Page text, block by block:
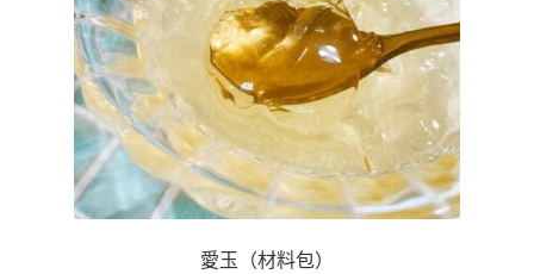
愛玉（材料包）